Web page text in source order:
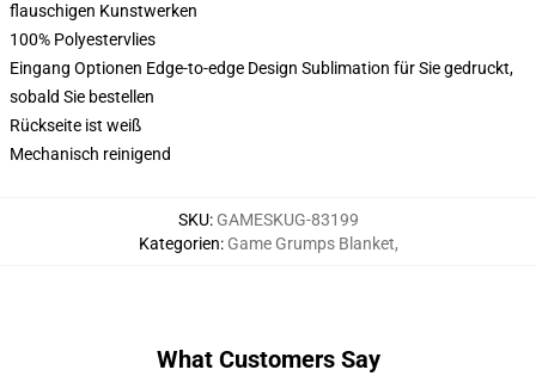
flauschigen Kunstwerken
100% Polyestervlies
Eingang Optionen Edge-to-edge Design Sublimation für Sie gedruckt,
sobald Sie bestellen
Rückseite ist weiß
Mechanisch reinigend
SKU: GAMESKUG-83199
Kategorien: Game Grumps Blanket,
What Customers Say